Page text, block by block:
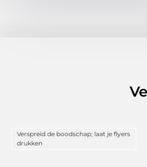
Verspreid de boodschap; laat je flyers
drukken